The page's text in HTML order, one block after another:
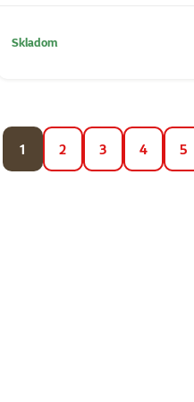
Skladom
1 2 3 4 5